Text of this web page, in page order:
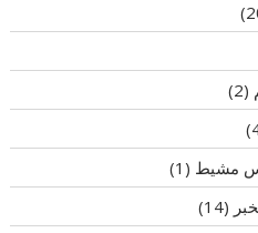
(2)
مشيط (1)
(14)